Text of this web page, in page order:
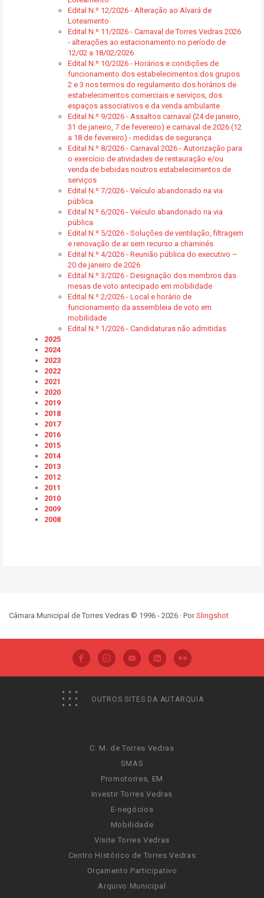
Edital N.º 12/2026 - Alteração ao Alvará de
Loteamento
Edital N.º 11/2026 - Carnaval de Torres Vedras 2026
- alterações ao estacionamento no período de
12/02 a 18/02/2026
Edital N.º 10/2026 - Horários e condições de
funcionamento dos estabelecimentos dos grupos
2 e 3 nos termos do regulamento dos horários de
estabelecimentos comerciais e serviços, dos
espaços associativos e da venda ambulante
Edital N.º 9/2026 - Assaltos carnaval (24 de janeiro,
31 de janeiro, 7 de fevereiro) e carnaval de 2026 (12
a 18 de fevereiro) - medidas de segurança
Edital N.º 8/2026 - Carnaval 2026 - Autorização para
o exercício de atividades de restauração e/ou
venda de bebidas noutros estabelecimentos de
serviços
Edital N.º 7/2026 - Veículo abandonado na via
pública
Edital N.º 6/2026 - Veículo abandonado na via
pública
Edital N.º 5/2026 - Soluções de ventilação, filtragem
e renovação de ar sem recurso a chaminés
Edital N.º 4/2026 - Reunião pública do executivo –
20 de janeiro de 2026
Edital N.º 3/2026 - Designação dos membros das
mesas de voto antecipado em mobilidade
Edital N.º 2/2026 - Local e horário de
funcionamento da assembleia de voto em
mobilidade
Edital N.º 1/2026 - Candidaturas não admitidas
2025
2024
2023
2022
2021
2020
2019
2018
2017
2016
2015
2014
2013
2012
2011
2010
2009
2008
Câmara Municipal de Torres Vedras © 1996 - 2026 · PorSlingshot
OUTROS SITES DA AUTARQUIA
C. M. de Torres Vedras
SMAS
Promotorres, EM
Investir Torres Vedras
E-negócios
Mobilidade
Visite Torres Vedras
Centro Histórico de Torres Vedras
Orçamento Participativo
Arquivo Municipal